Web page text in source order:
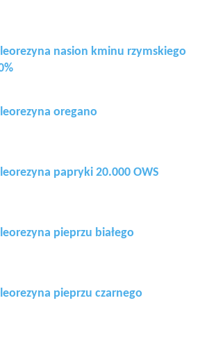
nasion kminu rzymskiego
oregano
papryki 20.000 OWS
pieprzu białego
pieprzu czarnego